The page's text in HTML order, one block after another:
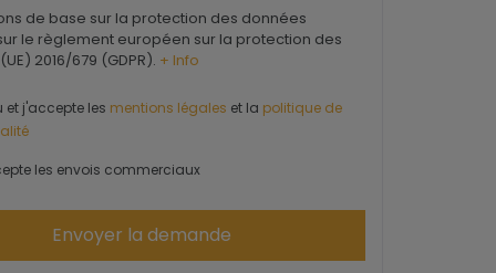
de base sur la protection des données
le règlement européen sur la protection des
2016/679 (GDPR). + Info
et j'accepte les mentions légales et la politique de
les envois commerciaux
Envoyer la demande